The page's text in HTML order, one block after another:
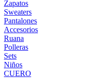
Zapatos
Sweaters
Pantalones
Accesorios
Ruana
Polleras
Sets
Niños
CUERO